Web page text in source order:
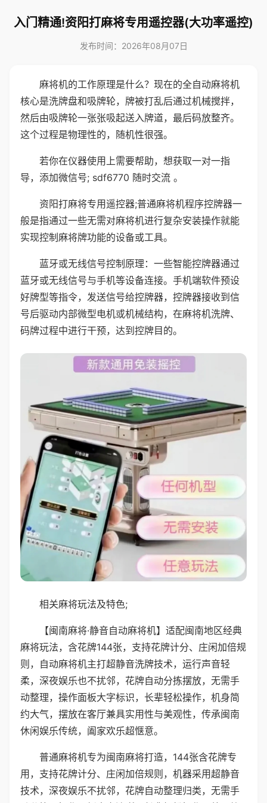
入门精通!资阳打麻将专用遥控器(大功率遥控)
发布时间：2026年08月07日
麻将机的工作原理是什么？现在的全自动麻将机
核心是洗牌盘和吸牌轮，牌被打乱后通过机械搅拌，
然后由吸牌轮一张张吸起送入牌道，最后码放整齐。
这个过程是物理性的，随机性很强。
若你在仪器使用上需要帮助，想获取一对一指
导，添加微信号; sdf6770 随时交流 。
资阳打麻将专用遥控器;普通麻将机程序控牌器一
般是指通过一些无需对麻将机进行复杂安装操作就能
实现控制麻将牌功能的设备或工具。
蓝牙或无线信号控制原理：一些智能控牌器通过
蓝牙或无线信号与手机等设备连接。手机端软件预设
好牌型等指令，发送信号给控牌器，控牌器接收到信
号后驱动内部微型电机或机械结构，在麻将机洗牌、
码牌过程中进行干预，达到控牌目的。
相关麻将玩法及特色;
【闽南麻将·静音自动麻将机】适配闽南地区经典
麻将玩法，含花牌144张，支持花牌计分、庄闲加倍规
则，自动麻将机主打超静音洗牌技术，运行声音轻
柔，深夜娱乐也不扰邻，花牌自动分拣摆放，无需手
动整理，操作面板大字标识，长辈轻松操作，机身简
约大气，摆放在客厅兼具实用性与美观性，传承闽南
休闲娱乐传统，阖家欢乐超惬意。
普通麻将机专为闽南麻将打造，144张含花牌专
用，支持花牌计分、庄闲加倍规则，机器采用超静音
技术，深夜娱乐不扰邻，花牌自动整理归类，无需手